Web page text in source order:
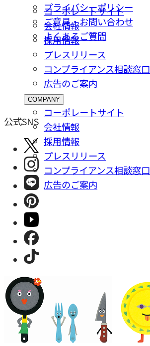
プライバシーポリシー
ご意⾒・お問い合わせ
よくあるご質問
コーポレートサイト
会社情報
採⽤情報
プレスリリース
コンプライアンス相談窓⼝
広告のご案内
COMPANY
コーポレートサイト
会社情報
採⽤情報
プレスリリース
コンプライアンス相談窓⼝
広告のご案内
公式SNS